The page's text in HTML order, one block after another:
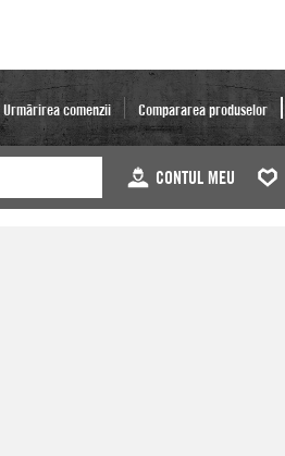
Urmărirea comenzii Compararea produselor
CONTUL MEU